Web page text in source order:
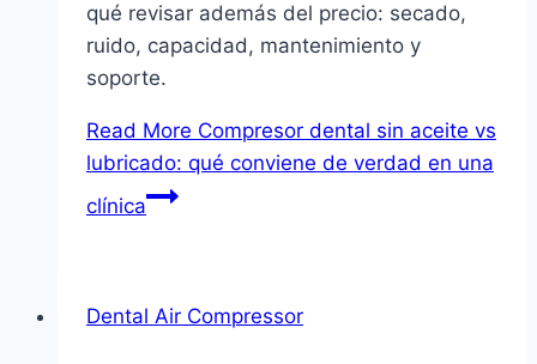
qué revisar además del precio: secado,
ruido, capacidad, mantenimiento y
soporte.
Read More Compresor dental sin aceite vs
lubricado: qué conviene de verdad en una
clínica
Dental Air Compressor